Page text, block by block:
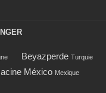
Beyazperde Turquie
México Mexique